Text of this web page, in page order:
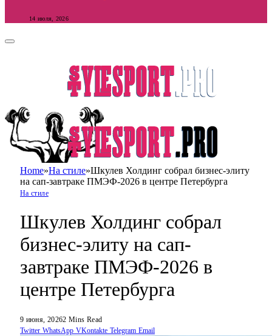
14 июля, 2026
Home»На стиле»Шкулев Холдинг собрал бизнес-элиту
на сап-завтраке ПМЭФ-2026 в центре Петербурга
На стиле
Шкулев Холдинг собрал
бизнес-элиту на сап-
завтраке ПМЭФ-2026 в
центре Петербурга
9 июня, 20262 Mins Read
Twitter WhatsApp VKontakte Telegram Email